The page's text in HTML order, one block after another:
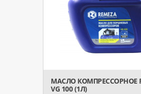
МАСЛО КОМПРЕССОРНОЕ
VG 100 (1Л)